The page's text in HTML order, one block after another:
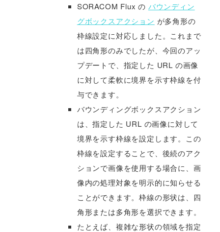
SORACOM Flux の バウンディン
グボックスアクション が多角形の
枠線設定に対応しました。これまで
は四角形のみでしたが、今回のアッ
プデートで、指定した URL の画像
に対して柔軟に境界を示す枠線を付
与できます。
バウンディングボックスアクション
は、指定した URL の画像に対して
境界を示す枠線を設定します。この
枠線を設定することで、後続のアク
ションで画像を使用する場合に、画
像内の処理対象を明示的に知らせる
ことができます。枠線の形状は、四
角形または多角形を選択できます。
たとえば、複雑な形状の領域を指定